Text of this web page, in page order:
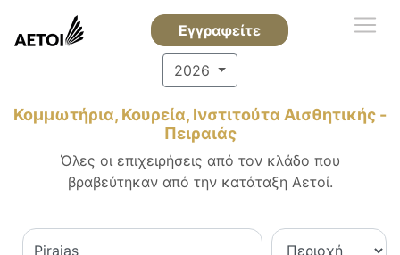
Εγγραφείτε
2026
Κομμωτήρια, Κουρεία, Ινστιτούτα Αισθητικής -
Πειραιάς
Όλες οι επιχειρήσεις από τον κλάδο που
βραβεύτηκαν από την κατάταξη Αετοί.